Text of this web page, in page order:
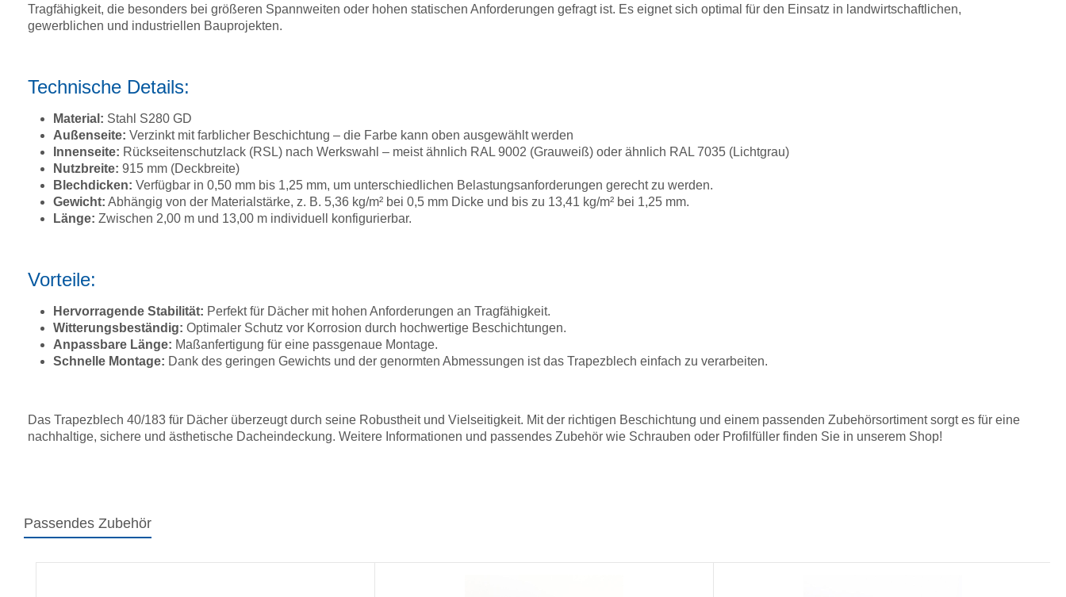
Tragfähigkeit, die besonders bei größeren Spannweiten oder hohen statischen Anforderungen gefragt ist. Es eignet sich optimal für den Einsatz in landwirtschaftlichen,
gewerblichen und industriellen Bauprojekten.
Technische Details:
Material: Stahl S280 GD
Außenseite: Verzinkt mit farblicher Beschichtung – die Farbe kann oben ausgewählt werden
Innenseite: Rückseitenschutzlack (RSL) nach Werkswahl – meist ähnlich RAL 9002 (Grauweiß) oder ähnlich RAL 7035 (Lichtgrau)
Nutzbreite: 915 mm (Deckbreite)
Blechdicken: Verfügbar in 0,50 mm bis 1,25 mm, um unterschiedlichen Belastungsanforderungen gerecht zu werden.
Gewicht: Abhängig von der Materialstärke, z. B. 5,36 kg/m² bei 0,5 mm Dicke und bis zu 13,41 kg/m² bei 1,25 mm.
Länge: Zwischen 2,00 m und 13,00 m individuell konfigurierbar.
Vorteile:
Hervorragende Stabilität: Perfekt für Dächer mit hohen Anforderungen an Tragfähigkeit.
Witterungsbeständig: Optimaler Schutz vor Korrosion durch hochwertige Beschichtungen.
Anpassbare Länge: Maßanfertigung für eine passgenaue Montage.
Schnelle Montage: Dank des geringen Gewichts und der genormten Abmessungen ist das Trapezblech einfach zu verarbeiten.
Das Trapezblech 40/183 für Dächer überzeugt durch seine Robustheit und Vielseitigkeit. Mit der richtigen Beschichtung und einem passenden Zubehörsortiment sorgt es für eine
nachhaltige, sichere und ästhetische Dacheindeckung. Weitere Informationen und passendes Zubehör wie Schrauben oder Profilfüller finden Sie in unserem Shop!
Passendes Zubehör